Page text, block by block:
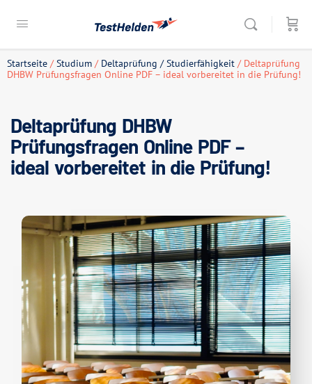
Startseite /Studium / Deltaprüfung / Studierfähigkeit / Deltaprüfung
DHBW Prüfungsfragen Online PDF – ideal vorbereitet in die Prüfung!
Deltaprüfung DHBW
Prüfungsfragen Online PDF –
ideal vorbereitet in die Prüfung!